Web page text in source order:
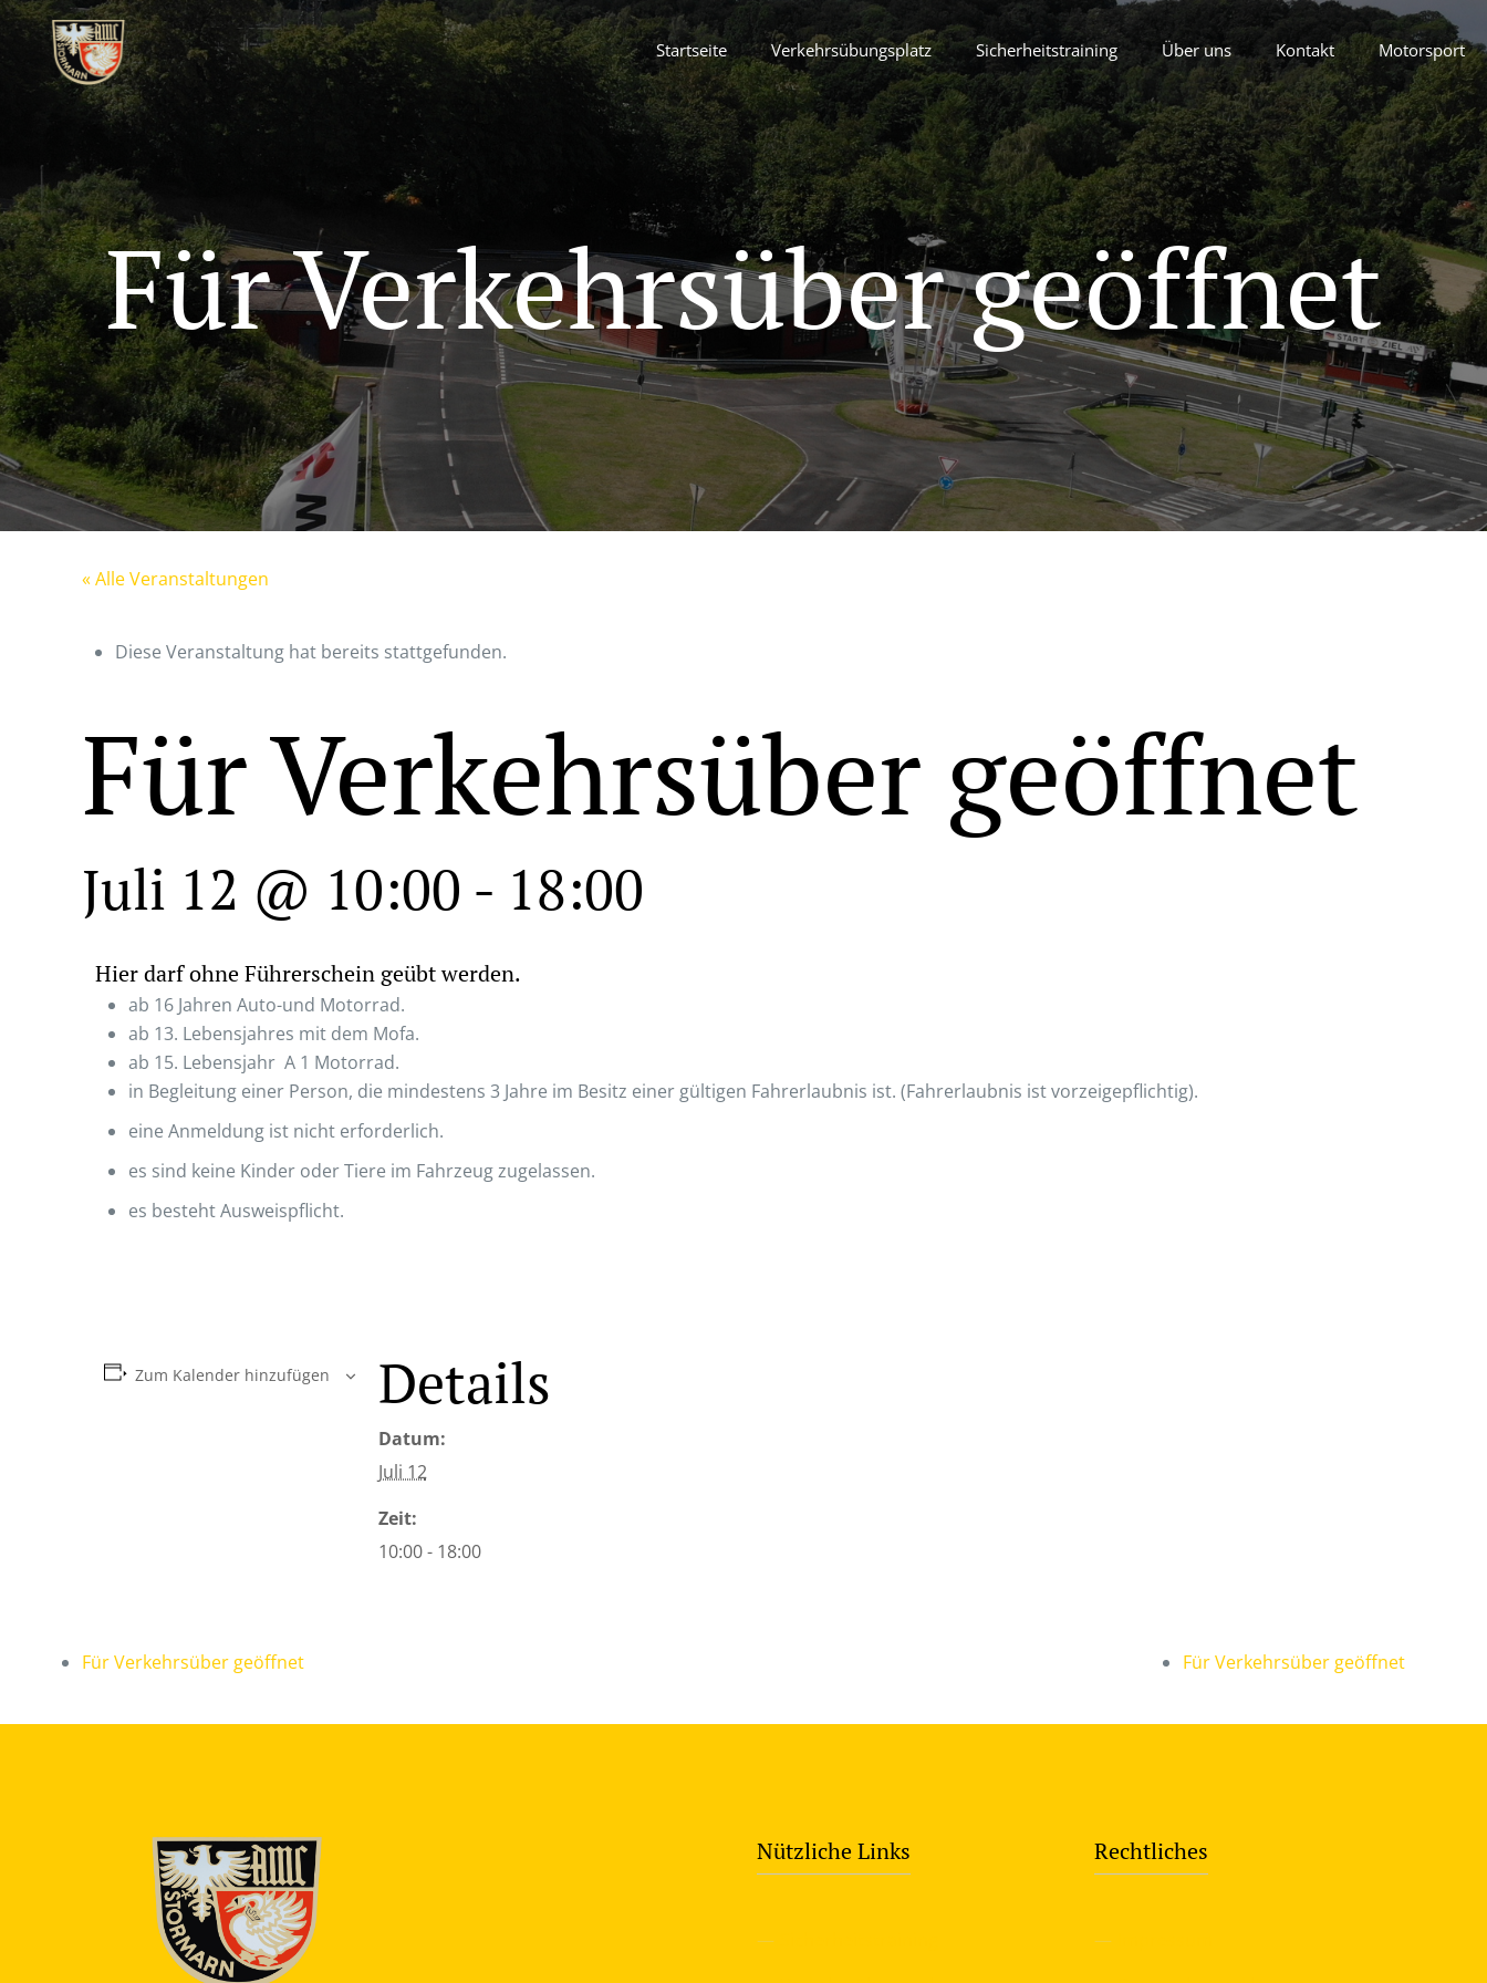
Startseite Verkehrsübungsplatz Sicherheitstraining Über uns Kontakt Motorsport
Für Verkehrsüber geöffnet
« Alle Veranstaltungen
Diese Veranstaltung hat bereits stattgefunden.
Für Verkehrsüber geöffnet
Juli 12 @ 10:00 - 18:00
Hier darf ohne Führerschein geübt werden.
ab 16 Jahren Auto-und Motorrad.
ab 13. Lebensjahres mit dem Mofa.
ab 15. Lebensjahr A 1 Motorrad.
in Begleitung einer Person, die mindestens 3 Jahre im Besitz einer gültigen Fahrerlaubnis ist. (Fahrerlaubnis ist vorzeigepflichtig).
eine Anmeldung ist nicht erforderlich.
es sind keine Kinder oder Tiere im Fahrzeug zugelassen.
es besteht Ausweispflicht.
Zum Kalender hinzufügen Details
Datum:
Juli 12
Zeit:
10:00 - 18:00
Für Verkehrsüber geöffnet Für Verkehrsüber geöffnet
Nützliche Links
—
Rechtliches
—